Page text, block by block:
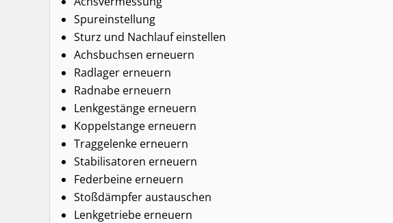
Spureinstellung
Sturz und Nachlauf einstellen
Achsbuchsen erneuern
Radlager erneuern
Radnabe erneuern
Lenkgestänge erneuern
Koppelstange erneuern
Traggelenke erneuern
Stabilisatoren erneuern
Federbeine erneuern
Stoßdämpfer austauschen
Lenkgetriebe erneuern